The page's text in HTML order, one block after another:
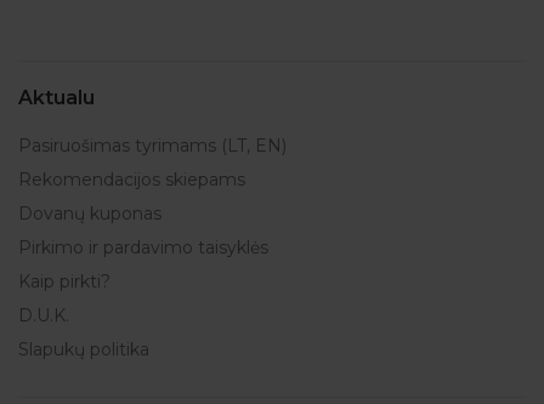
Aktualu
Pasiruošimas tyrimams (LT, EN)
Rekomendacijos skiepams
Dovanų kuponas
Pirkimo ir pardavimo taisyklės
Kaip pirkti?
D.U.K.
Slapukų politika